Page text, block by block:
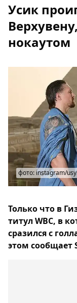
Усик
нокаутом
фото: instagram/
Только что в
титул WBC, в
сразился с
этом сообщает